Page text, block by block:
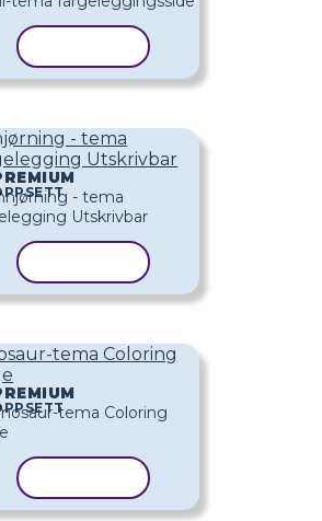
- tema
Utskrivbar
tema Coloring